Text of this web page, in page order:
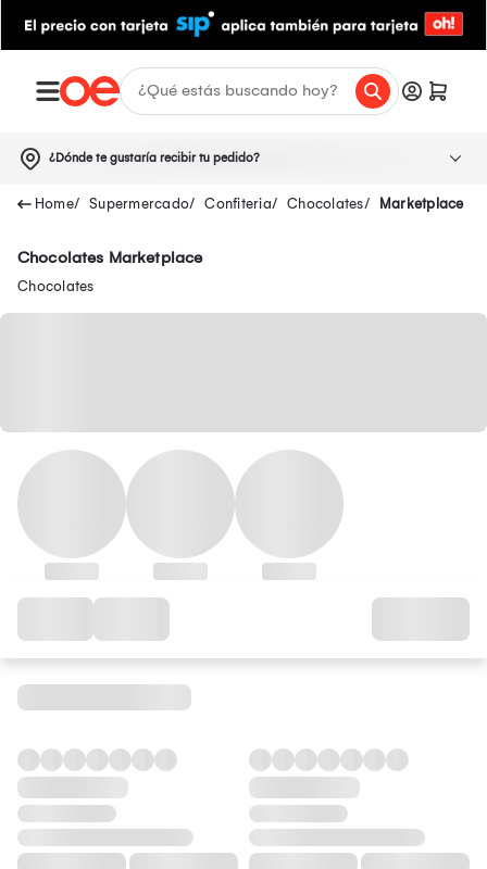
¿Dónde te gustaría recibir tu pedido?
Supermercado Confiteria Chocolates Marketplace
Chocolates Marketplace
Chocolates